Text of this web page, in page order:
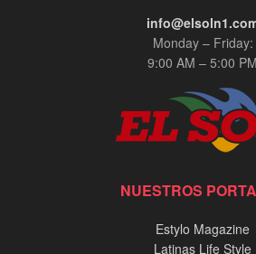
Monday – Friday:
9:00 AM – 5:00 PM
NUESTROS
Estylo Magazine
Latinas Life Style